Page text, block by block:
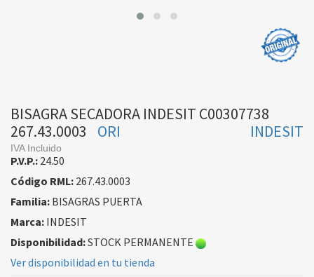
BISAGRA SECADORA INDESIT C00307738
267.43.0003
INDESIT
ORI
IVA Incluido
P.V.P.: 24.50
Código RML: 267.43.0003
Familia: BISAGRAS PUERTA
Marca: INDESIT
Disponibilidad:STOCK PERMANENTE
Ver disponibilidad en tu tienda